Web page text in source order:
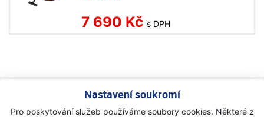
Nastavení soukromí
Pro poskytování služeb používáme soubory cookies. Některé z
7 690 Kč s DPH
Newsletter